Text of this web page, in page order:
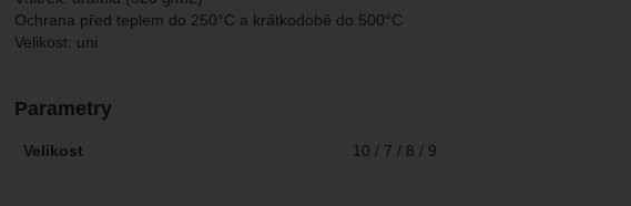
Zobrazit
Marketingové cookies používáme my nebo naši partneři, abychom vám mohli zobrazit
Ochrana před teplem do 250°C a krátkodobě do 500°C
Velikost: uni
Parametry
Velikost 10 / 7 / 8 / 9